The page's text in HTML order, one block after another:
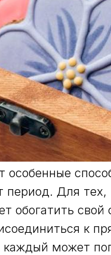
период. Для
обогатить
к
может